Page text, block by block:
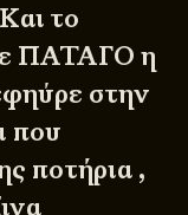
το
ΠΑΤΑΓΟ η
στην
που
ποτήρια ,